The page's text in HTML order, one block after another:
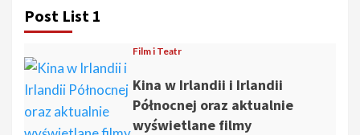
Post List 1
Film i Teatr
Kina w Irlandii i Irlandii
Północnej oraz aktualnie
wyświetlane filmy